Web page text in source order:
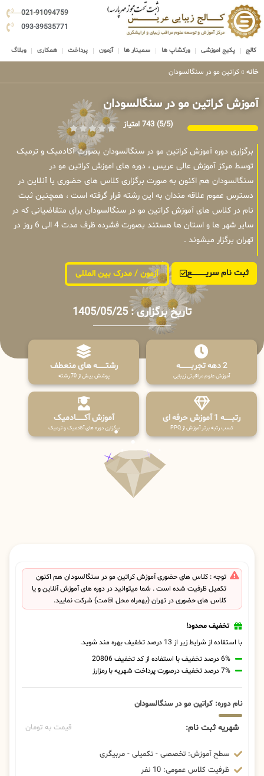
021-91094759
093-39535771
کالج پکیج اموزشی ورکشاپ ها سمینار ها آزمون پرداخت همکاری وبلاگ
خانه » کراتین مو در سنگالسودان
آموزش کراتین مو در سنگالسودان
(5/5) 743 امتیاز
برگزاری دوره آموزش کراتین مو در سنگالسودان بصورت آکادمیک و ترمیک
توسط مرکز آموزش عالی عریس ، دوره های اموزش کراتین مو در
سنگالسودان هم اکنون به صورت برگزاری کلاس های حضوری یا آنلاین در
دسترس عموم علاقه مندان به این رشته قرار گرفته است ، همچنین ثبت
نام در کلاس های آموزش کراتین مو در سنگالسودان برای متقاضیانی که در
سایر شهر ها و استان ها هستند بصورت فشرده ظرف مدت 4 الی 6 روز در
تهران برگزار میشوند .
ثبت نام سریــــــــــــع آزمون / مدرک بین المللی
تاریخ برگزاری : 1405/05/25
2 دهه تجربـــــــــه
آموزش علوم مراقبتی زیبایی
رشتـــــــه های منعطف
پوشش بیش از 70 رشته
رتبــــــه 1 آموزش حرفه ای
کسب رتبه برتر آموزش از PPQ
آموزش آکـــــــادمیک
برگزاری دوره های آکادمیک و ترمیک
توجه : کلاس های حضوری آموزش کراتین مو در سنگالسودان هم اکنون
تکمیل ظرفیت شده است . شما میتوانید در دوره های آموزش آنلاین و یا
کلاس های حضوری در تهران (بهمراه محل اقامت) شرکت نمایید.
تخفیف محدود!
با استفاده از شرایط زیر از 13 درصد تخفیف بهره مند شوید.
6% درصد تخفیف با استفاده از کد تخفیف 20806
7% درصد تخفیف درصورت پرداخت شهریه با رمزارز
نام دوره: کراتین مو در سنگالسودان
شهریه ثبت نام: قیمت به تومان
سطح آموزش: تخصصی - تکمیلی - مربیگری
ظرفیت کلاس عمومی: 10 نفر